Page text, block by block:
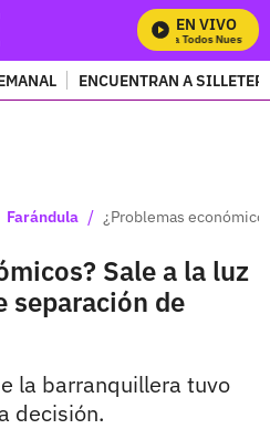
EN VIVO
Mira Todos Nuestros
ENCUENTRAN A
Farándula / ¿Problemas
Sale a la luz
separación de
la barranquillera tuvo
decisión.